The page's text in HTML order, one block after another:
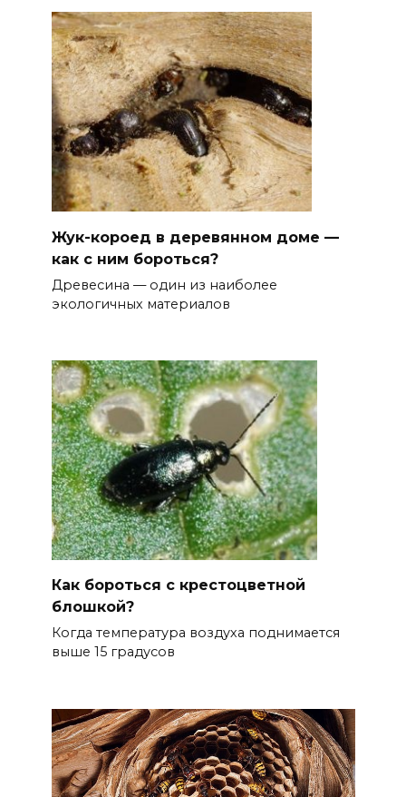
Жук-короед в деревянном доме —
как с ним бороться?
Древесина — один из наиболее
экологичных материалов
Как бороться с крестоцветной
блошкой?
Когда температура воздуха поднимается
выше 15 градусов